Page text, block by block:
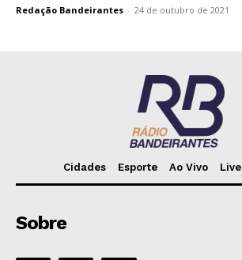
Redação Bandeirantes - 24 de outubro de 2021
Cidades Esporte Ao Vivo Live
Sobre